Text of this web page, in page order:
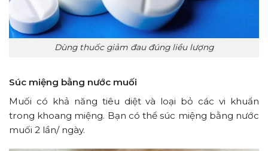
Dùng thuốc giảm đau đúng liều lượng
Súc miệng bằng nước muối
Muối có khả năng tiêu diệt và loại bỏ các vi khuẩn
trong khoang miệng. Bạn có thể súc miệng bằng nước
muối 2 lần/ ngày.